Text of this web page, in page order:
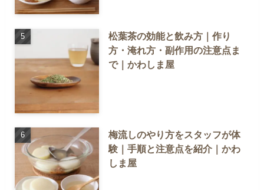
松葉茶の効能と飲み方｜作り
方・淹れ方・副作用の注意点ま
で｜かわしま屋
梅流しのやり方をスタッフが体
験｜手順と注意点を紹介｜かわ
しま屋